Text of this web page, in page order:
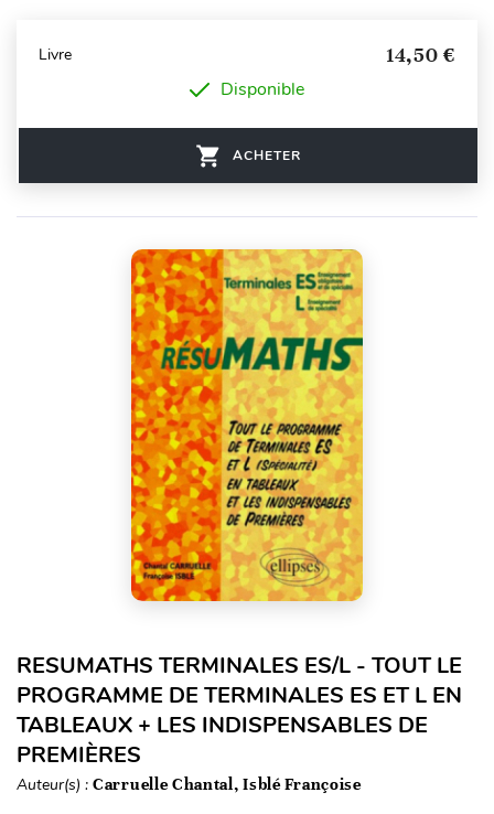
Livre 14,50 €
Disponible
ACHETER
RESUMATHS TERMINALES ES/L - TOUT LE
PROGRAMME DE TERMINALES ES ET L EN
TABLEAUX + LES INDISPENSABLES DE
PREMIÈRES
Auteur(s) : Carruelle Chantal, Isblé Françoise